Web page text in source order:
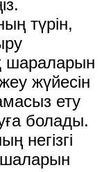
түрін,
шараларын
​​жүйесін
ету
болады.
негізгі